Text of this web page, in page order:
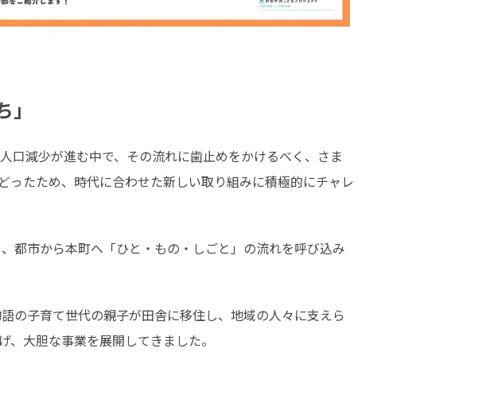
減少が進む中で、その流れに歯止めをかけるべく、さま
たため、時代に合わせた新しい取り組みに積極的にチャレ
大胆な事業を展開してきました。